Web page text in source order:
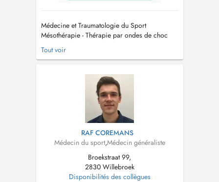
Médecine et Traumatologie du Sport
Mésothérapie - Thérapie par ondes de choc
Thérapie par PRP (Plasma Riche en Plaquettes)
ECG à l'effort Médecin agréé ACFF
foot) Médecine de plongée et hyperbare
ATTENTION : la prise de RDV pour aptitude
Tout voir
RAF COREMANS
Médecin du sport,Médecin généraliste
Broekstraat 99,
2830 Willebroek
Disponibilités des collègues